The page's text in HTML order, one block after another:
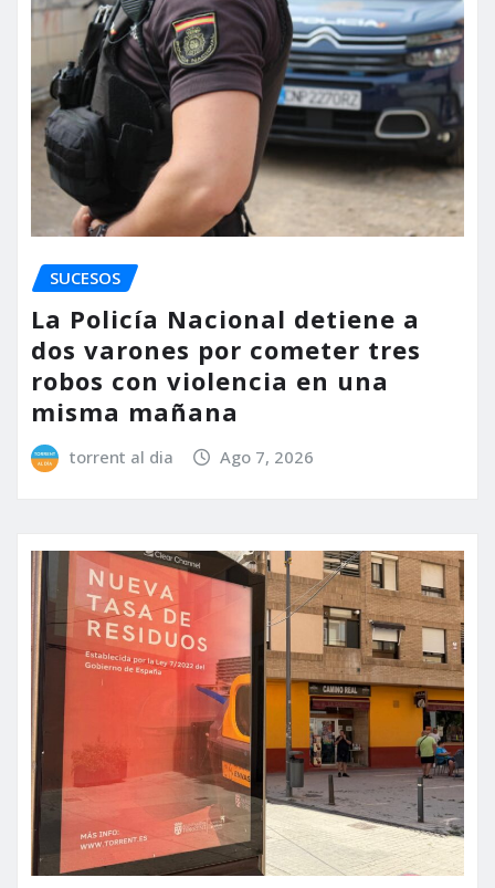
SUCESOS
La Policía Nacional detiene a
dos varones por cometer tres
robos con violencia en una
misma mañana
torrent al dia Ago 7, 2026